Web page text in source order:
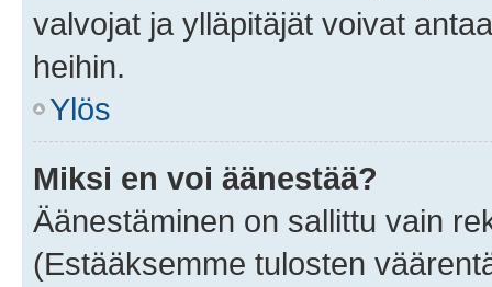
valvojat ja ylläpitäjät voivat
heihin.
Ylös
Miksi en voi äänestää?
Äänestäminen on sallittu vain
(Estääksemme tulosten